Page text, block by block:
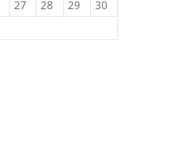
27 28 29
30